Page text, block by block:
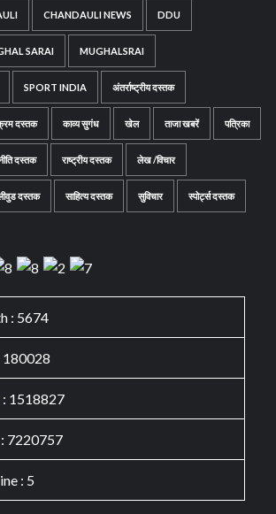
CHANDAULI NEWS DDU
SARAI MUGHALSRAI
SPORT INDIA अंतर्राष्ट्रीय दस्तक
दस्तक काव्य सुगंध खेल ताजा खबरें पत्रिका
दस्तक राष्ट्रीय दस्तक लेख /विचार
दस्तक साहित्य दस्तक सुविचार स्पोर्ट्स दस्तक
: 5674
180028
1518827
7220757
: 5